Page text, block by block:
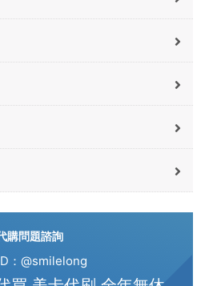
購問題諮詢
：@smilelong